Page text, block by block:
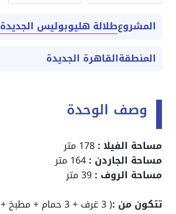
المشروعطلالة هليوبوليس الجديدة
المنطقةالقاهرة الجديدة
وصف الوحدة
مساحة الفيلا :178 متر
مساحة الجاردن :
مساحة الروف :39 متر
تتكون من :( 3 غرف + 3 حمام + مطبخ + ريسيبشن كبير )